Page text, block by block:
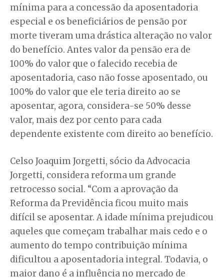
mínima para a concessão da aposentadoria
especial e os beneficiários de pensão por
morte tiveram uma drástica alteração no valor
do benefício. Antes valor da pensão era de
100% do valor que o falecido recebia de
aposentadoria, caso não fosse aposentado, ou
100% do valor que ele teria direito ao se
aposentar, agora, considera-se 50% desse
valor, mais dez por cento para cada
dependente existente com direito ao benefício.
Celso Joaquim Jorgetti, sócio da Advocacia
Jorgetti, considera reforma um grande
retrocesso social. “Com a aprovação da
Reforma da Previdência ficou muito mais
difícil se aposentar. A idade mínima prejudicou
aqueles que começam trabalhar mais cedo e o
aumento do tempo contribuição mínima
dificultou a aposentadoria integral. Todavia, o
maior dano é a influência no mercado de